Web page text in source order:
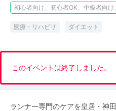
初心者向け、初心者OK、中級者向
医療・リハビリ ダイエット
このイベントは終了しました。
ランナー専門のケアを皇居・神